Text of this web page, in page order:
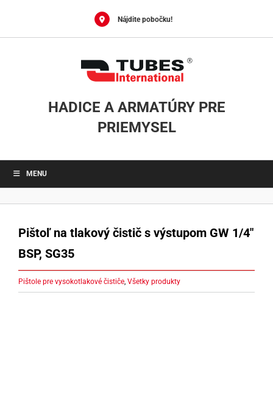
Nájdite pobočku!
HADICE A ARMATÚRY PRE
PRIEMYSEL
MENU
Pištoľ na tlakový čistič s výstupom GW 1/4″
BSP, SG35
Pištole pre vysokotlakové čističe, Všetky produkty